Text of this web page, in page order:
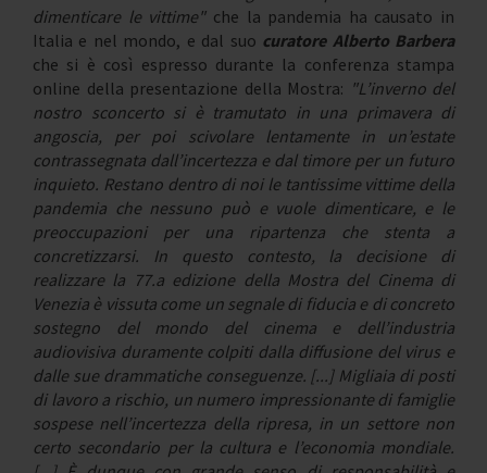
dimenticare le vittime" che la pandemia ha causato in
Italia e nel mondo, e dal suo curatore Alberto Barbera
che si è così espresso durante la conferenza stampa
online della presentazione della Mostra: "L’inverno del
nostro sconcerto si è tramutato in una primavera di
angoscia, per poi scivolare lentamente in un’estate
contrassegnata dall’incertezza e dal timore per un futuro
inquieto. Restano dentro di noi le tantissime vittime della
pandemia che nessuno può e vuole dimenticare, e le
preoccupazioni per una ripartenza che stenta a
concretizzarsi. In questo contesto, la decisione di
realizzare la 77.a edizione della Mostra del Cinema di
Venezia è vissuta come un segnale di fiducia e di concreto
sostegno del mondo del cinema e dell’industria
audiovisiva duramente colpiti dalla diffusione del virus e
dalle sue drammatiche conseguenze. [...] Migliaia di posti
di lavoro a rischio, un numero impressionante di famiglie
sospese nell’incertezza della ripresa, in un settore non
certo secondario per la cultura e l’economia mondiale.